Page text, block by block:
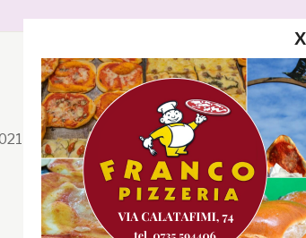
n. 199/2021
Segui la
Facebook
Twitter
X